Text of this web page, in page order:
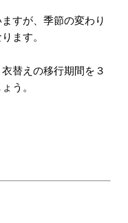
すが、季節の変わり
ます。
替えの移行期間を３
う。